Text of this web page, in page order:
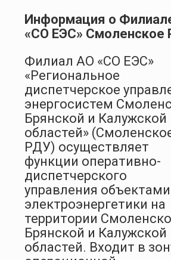
Информация о
«СО ЕЭС» Смоленское
Филиал АО «СО ЕЭС»
«Региональное
диспетчерское
энергосистем
Брянской и Калужской
областей»
РДУ) осуществляет
функции оперативно-
диспетчерского
управления объектами
электроэнергетики на
территории
Брянской и Калужской
областей. Входит в